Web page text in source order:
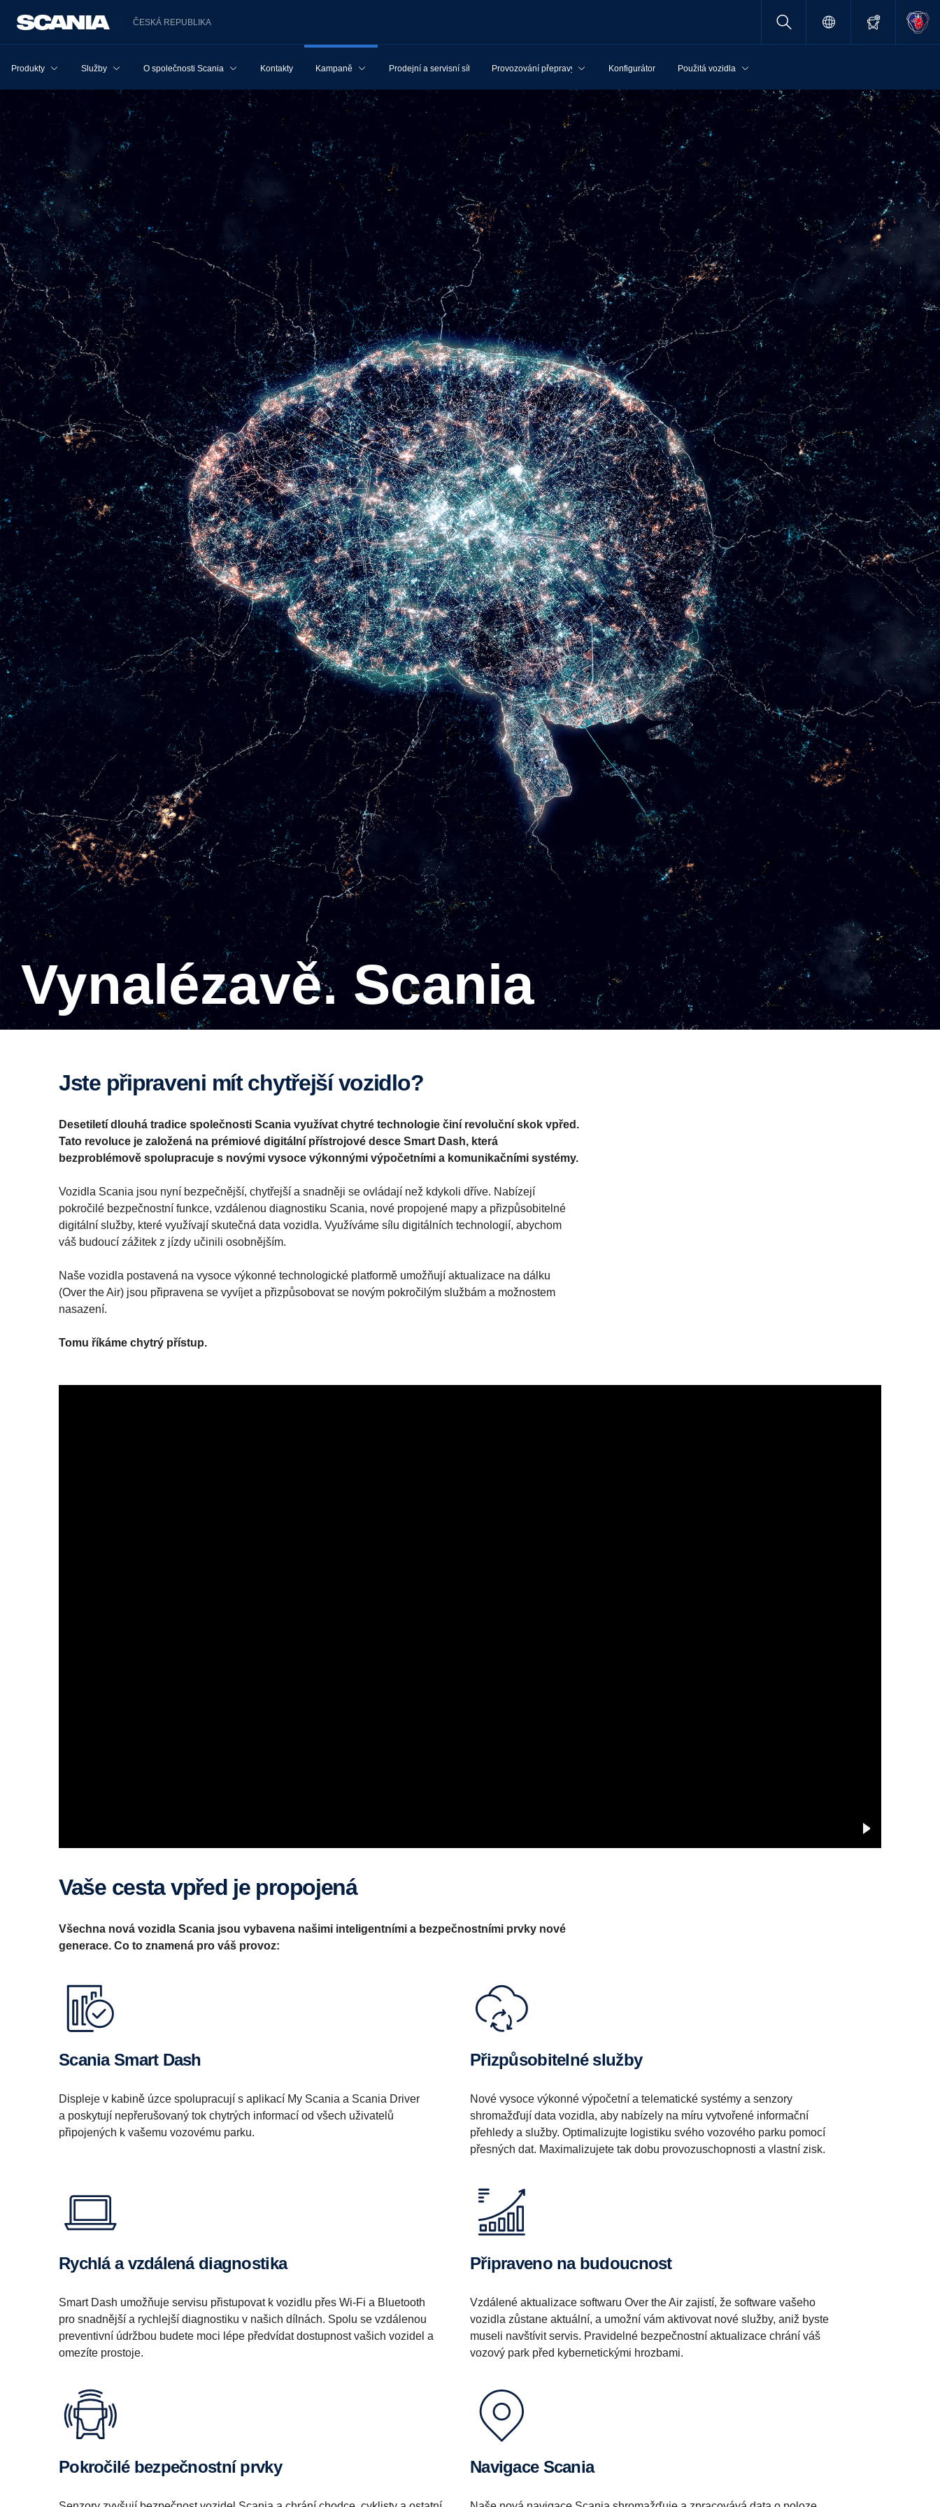
ČESKÁ REPUBLIKA
Produkty Služby O společnosti Scania Kontakty Kampaně Prodejní a servisní síť Provozování přepravy Konfigurátor Použitá vozidla
vynalézavě. Scania
Jste připraveni mít chytřejší vozidlo?
Desetiletí dlouhá tradice společnosti Scania využívat chytré technologie činí revoluční skok vpřed.
Tato revoluce je založená na prémiové digitální přístrojové desce Smart Dash, která
bezproblémově spolupracuje s novými vysoce výkonnými výpočetními a komunikačními systémy.
Vozidla Scania jsou nyní bezpečnější, chytřejší a snadněji se ovládají než kdykoli dříve. Nabízejí
pokročilé bezpečnostní funkce, vzdálenou diagnostiku Scania, nové propojené mapy a přizpůsobitelné
digitální služby, které využívají skutečná data vozidla. Využíváme sílu digitálních technologií, abychom
váš budoucí zážitek z jízdy učinili osobnějším.
Naše vozidla postavená na vysoce výkonné technologické platformě umožňují aktualizace na dálku
(Over the Air) jsou připravena se vyvíjet a přizpůsobovat se novým pokročilým službám a možnostem
nasazení.
Tomu říkáme chytrý přístup.
Vaše cesta vpřed je propojená
Všechna nová vozidla Scania jsou vybavena našimi inteligentními a bezpečnostními prvky nové
generace. Co to znamená pro váš provoz:
Scania Smart Dash
Displeje v kabině úzce spolupracují s aplikací My Scania a Scania Driver
a poskytují nepřerušovaný tok chytrých informací od všech uživatelů
připojených k vašemu vozovému parku.
Přizpůsobitelné služby
Nové vysoce výkonné výpočetní a telematické systémy a senzory
shromažďují data vozidla, aby nabízely na míru vytvořené informační
přehledy a služby. Optimalizujte logistiku svého vozového parku pomocí
přesných dat. Maximalizujete tak dobu provozuschopnosti a vlastní zisk.
Rychlá a vzdálená diagnostika
Smart Dash umožňuje servisu přistupovat k vozidlu přes Wi-Fi a Bluetooth
pro snadnější a rychlejší diagnostiku v našich dílnách. Spolu se vzdálenou
preventivní údržbou budete moci lépe předvídat dostupnost vašich vozidel a
omezíte prostoje.
Připraveno na budoucnost
Vzdálené aktualizace softwaru Over the Air zajistí, že software vašeho
vozidla zůstane aktuální, a umožní vám aktivovat nové služby, aniž byste
museli navštívit servis. Pravidelné bezpečnostní aktualizace chrání váš
vozový park před kybernetickými hrozbami.
Pokročilé bezpečnostní prvky Navigace Scania